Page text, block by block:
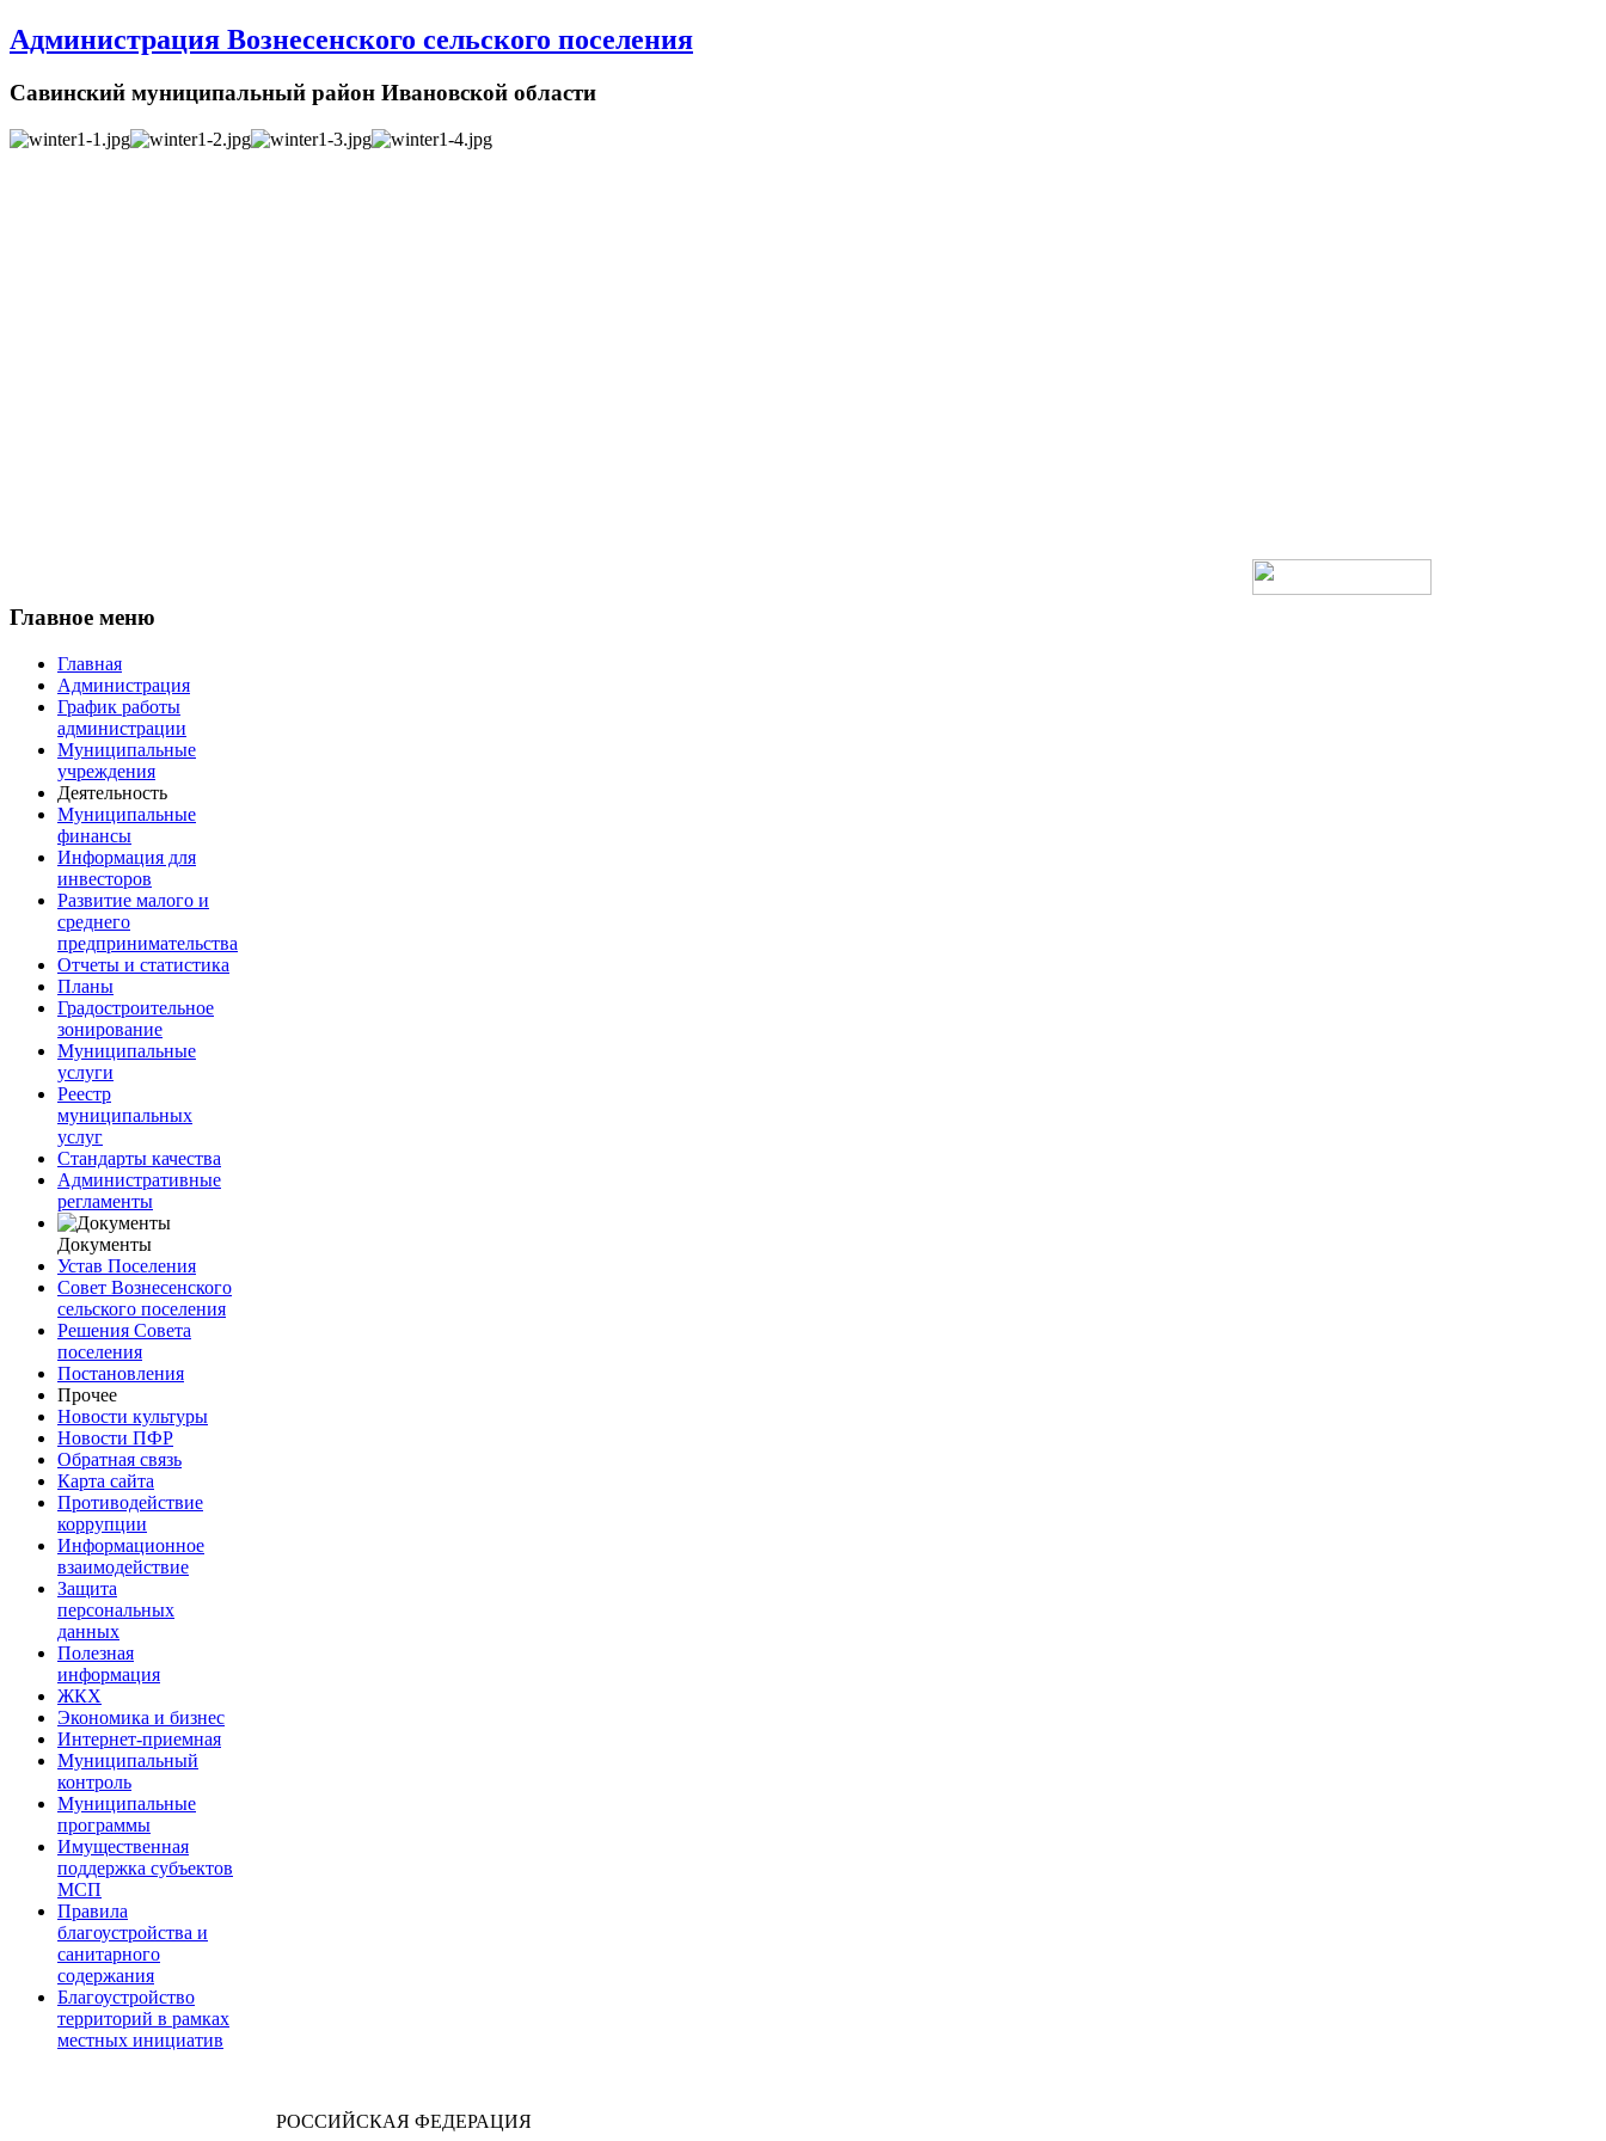
Администрация Вознесенского сельского поселения
Савинский муниципальный район Ивановской области
Главное меню
Главная
Администрация
График работы
администрации
Муниципальные
учреждения
Деятельность
Муниципальные
финансы
Информация для
инвесторов
Развитие малого и
среднего
предпринимательства
Отчеты и статистика
Планы
Градостроительное
зонирование
Муниципальные
услуги
Реестр
муниципальных
услуг
Стандарты качества
Административные
регламенты
Документы
Устав Поселения
Совет Вознесенского
сельского поселения
Решения Совета
поселения
Постановления
Прочее
Новости культуры
Новости ПФР
Обратная связь
Карта сайта
Противодействие
коррупции
Информационное
взаимодействие
Защита
персональных
данных
Полезная
информация
ЖКХ
Экономика и бизнес
Интернет-приемная
Муниципальный
контроль
Муниципальные
программы
Имущественная
поддержка субъектов
МСП
Правила
благоустройства и
санитарного
содержания
Благоустройство
территорий в рамках
местных инициатив
РОССИЙСКАЯ ФЕДЕРАЦИЯ